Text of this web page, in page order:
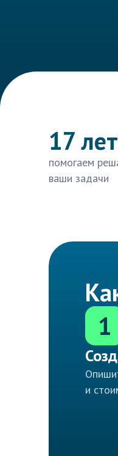
17 лет
помогаем
ваши задачи
1
и